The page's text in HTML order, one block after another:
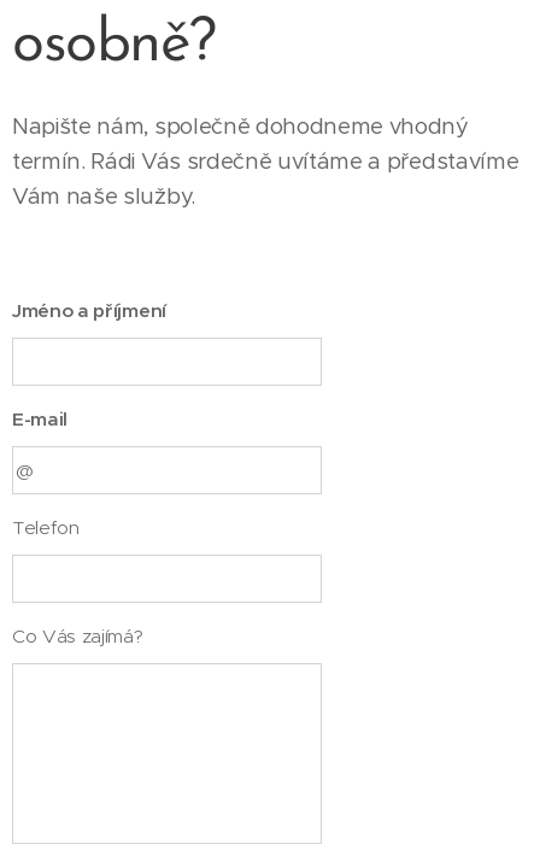
osobně?
Napište nám, společně dohodneme vhodný
termín. Rádi Vás srdečně uvítáme a představíme
Vám naše služby.
Jméno a příjmení
E-mail
Telefon
Co Vás zajímá?